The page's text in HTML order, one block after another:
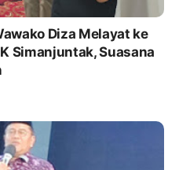
Diza Melayat ke
Simanjuntak, Suasana